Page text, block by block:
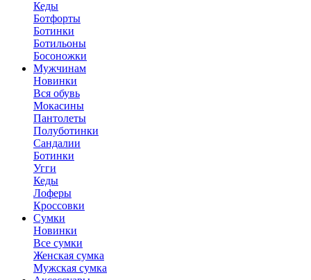
Кеды
Ботфорты
Ботинки
Ботильоны
Босоножки
Мужчинам
Новинки
Вся обувь
Мокасины
Пантолеты
Полуботинки
Сандалии
Ботинки
Угги
Кеды
Лоферы
Кроссовки
Сумки
Новинки
Все сумки
Женская сумка
Мужская сумка